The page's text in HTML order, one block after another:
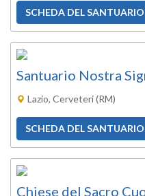
SCHEDA DEL SANTUARIO
Santuario Nostra
Lazio, Cerveteri (RM)
SCHEDA DEL SANTUARIO
Chiese del Sacro